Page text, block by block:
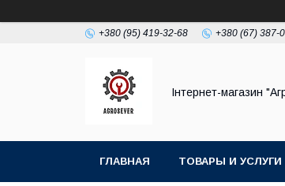
+380 (95) 419-32-68 +380 (67) 387-
Інтернет-магазин
ГЛАВНАЯ ТОВАРЫ И УСЛУГИ